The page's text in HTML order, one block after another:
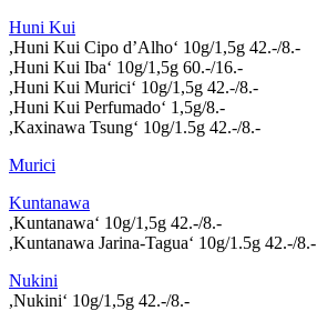
Huni Kui
,Huni Kui Cipo d’Alho‘ 10g/1,5g 42.-/8.-
,Huni Kui Iba‘ 10g/1,5g 60.-/16.-
,Huni Kui Murici‘ 10g/1,5g 42.-/8.-
,Huni Kui Perfumado‘ 1,5g/8.-
,Kaxinawa Tsung‘ 10g/1.5g 42.-/8.-
Murici
Kuntanawa
,Kuntanawa‘ 10g/1,5g 42.-/8.-
,Kuntanawa Jarina-Tagua‘ 10g/1.5g 42.-/8.-
Nukini
,Nukini‘ 10g/1,5g 42.-/8.-